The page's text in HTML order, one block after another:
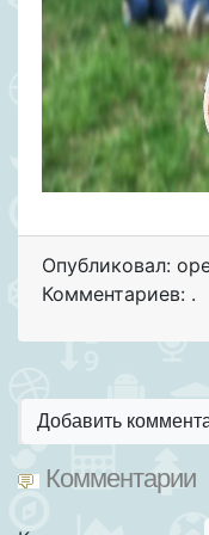
Опубликовал:
Комментариев: .
Добавить
Комментарии